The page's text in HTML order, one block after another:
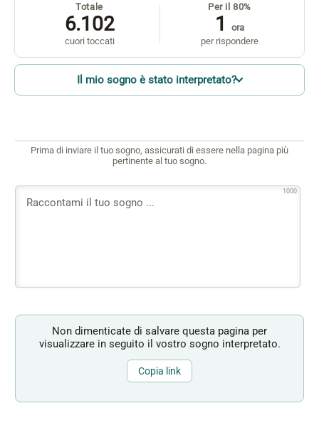
Totale
6.102
cuori toccati
Per il 80%
1
ora
per rispondere
Il mio sogno è stato interpretato?
Prima di inviare il tuo sogno, assicurati di essere nella pagina più
pertinente al tuo sogno.
1000
Non dimenticate di salvare questa pagina per
visualizzare in seguito il vostro sogno interpretato.
Copia link